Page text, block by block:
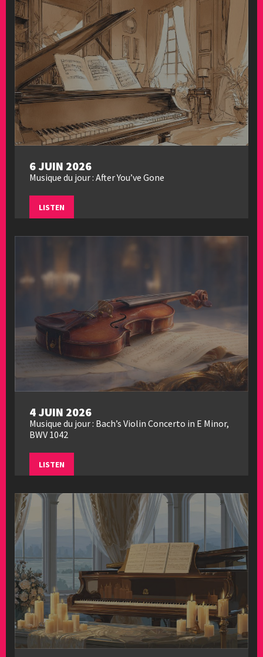
6 JUIN 2026
Musique du jour : After You’ve Gone
LISTEN
4 JUIN 2026
Musique du jour : Bach’s Violin Concerto in E Minor,
BWV 1042
LISTEN